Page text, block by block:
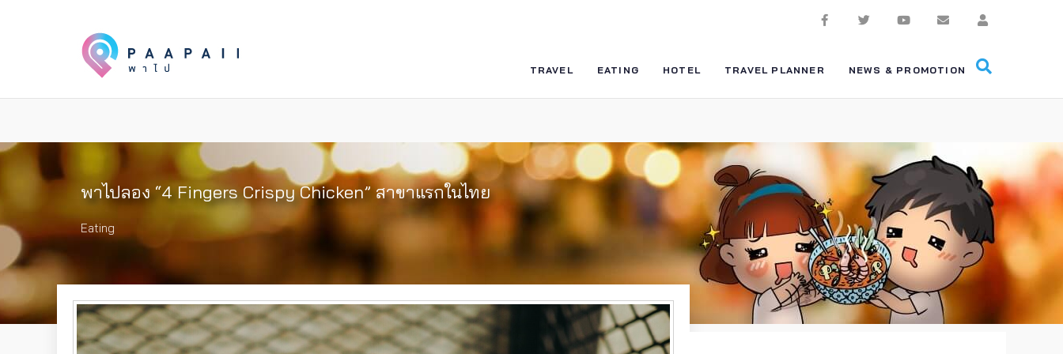
TRAVEL EATING HOTEL TRAVEL PLANNER NEWS & PROMOTION
พาไปลอง “4 Fingers Crispy Chicken” สาขาแรกในไทย
Eating